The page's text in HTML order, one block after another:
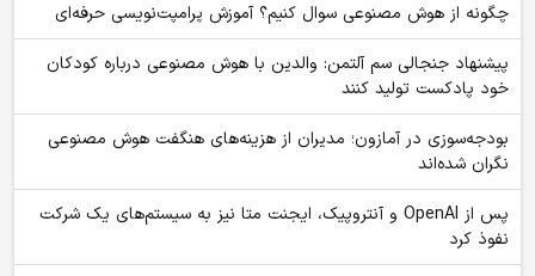
چگونه از هوش مصنوعی سوال کنیم؟ آموزش پرامپت‌نویسی حرفه‌ای
پیشنهاد جنجالی سم آلتمن: والدین با هوش مصنوعی درباره کودکان
خود پادکست تولید کنند
بودجه‌سوزی در آمازون؛ مدیران از هزینه‌های هنگفت هوش مصنوعی
نگران شده‌اند
پس از OpenAI و آنتروپیک، ایجنت متا نیز به سیستم‌های یک شرکت
نفوذ کرد